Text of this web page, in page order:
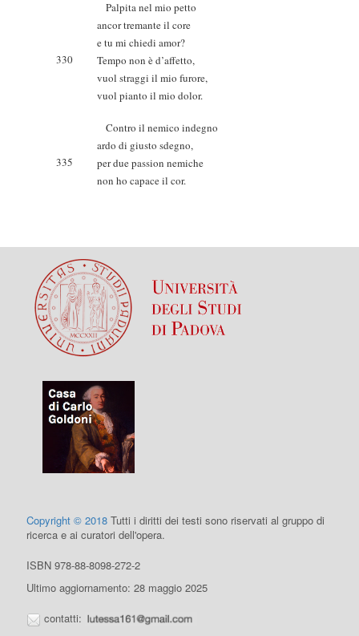
Palpita nel mio petto
ancor tremante il core
e tu mi chiedi amor?
330
Tempo non è d’affetto,
vuol straggi il mio furore,
vuol pianto il mio dolor.
Contro il nemico indegno
ardo di giusto sdegno,
335
per due passion nemiche
non ho capace il cor.
Copyright © 2018 Tutti i diritti dei testi sono riservati al gruppo di
ricerca e ai curatori dell'opera.
ISBN 978-88-8098-272-2
Ultimo aggiornamento: 28 maggio 2025
contatti: